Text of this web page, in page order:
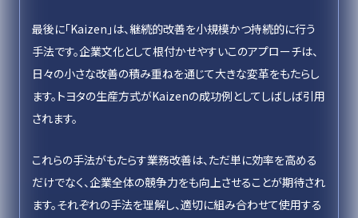
最後に「Kaizen」は、継続的改善を小規模かつ持続的に行う
手法です。企業文化として根付かせやすいこのアプローチは、
日々の小さな改善の積み重ねを通じて大きな変革をもたらし
ます。トヨタの生産方式がKaizenの成功例としてしばしば引用
されます。
これらの手法がもたらす業務改善は、ただ単に効率を高める
だけでなく、企業全体の競争力をも向上させることが期待され
ます。それぞれの手法を理解し、適切に組み合わせて使用する